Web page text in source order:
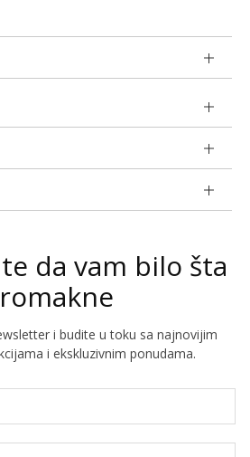
da vam bilo šta
i budite u toku sa najnovijim
i ekskluzivnim ponudama.